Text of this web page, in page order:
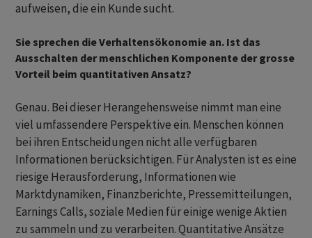
aufweisen, die ein Kunde sucht.
Sie sprechen die Verhaltensökonomie an. Ist das
Ausschalten der menschlichen Komponente der grosse
Vorteil beim quantitativen Ansatz?
Genau. Bei dieser Herangehensweise nimmt man eine
viel umfassendere Perspektive ein. Menschen können
bei ihren Entscheidungen nicht alle verfügbaren
Informationen berücksichtigen. Für Analysten ist es eine
riesige Herausforderung, Informationen wie
Marktdynamiken, Finanzberichte, Pressemitteilungen,
Earnings Calls, soziale Medien für einige wenige Aktien
zu sammeln und zu verarbeiten. Quantitative Ansätze